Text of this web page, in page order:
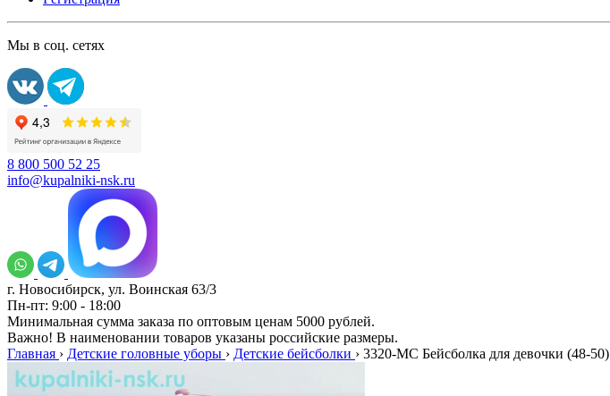
Мы в соц. сетях
8 800 500 52 25
info@kupalniki-nsk.ru
г. Новосибирск, ул. Воинская 63/3
Пн-пт: 9:00 - 18:00
Минимальная сумма заказа по оптовым ценам 5000 рублей.
Важно! В наименовании товаров указаны российские размеры.
Главная › Детские головные уборы › Детские бейсболки › 3320-MC Бейсболка для девочки (48-50)